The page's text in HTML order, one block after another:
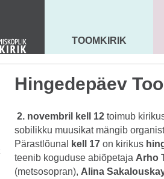
MAARJA KIRIK
TOOMKIRIK
Hingedepäev
2. novembril kell 12 toimub
sobilikku muusikat mängib
Pärastlõunal
kell 17 on kirikus
teenib koguduse abiõpetaja Arho
(metsosopran), Alina